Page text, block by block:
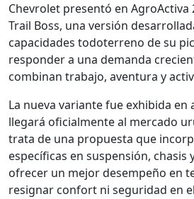
Chevrolet presentó en AgroActiva
Trail Boss, una versión
capacidades todoterreno de su
responder a una demanda
combinan trabajo, aventura y
La nueva variante fue exhibida en
llegará oficialmente al mercado
trata de una propuesta que
específicas en suspensión,
ofrecer un mejor desempeño en
resignar confort ni seguridad en